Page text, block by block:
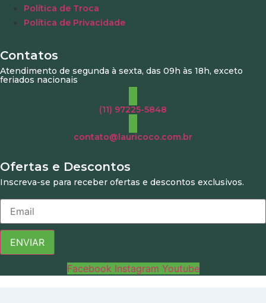
Política de Troca
Política de Privacidade
Contatos
Atendimento de segunda à sexta, das 09h às 18h, exceto
feriados nacionais
(11) 97225-5848
contato@lauricoco.com.br
Ofertas e Descontos
Inscreva-se para receber ofertas e descontos exclusivos.
ENVIAR
Facebook Instagram Youtube